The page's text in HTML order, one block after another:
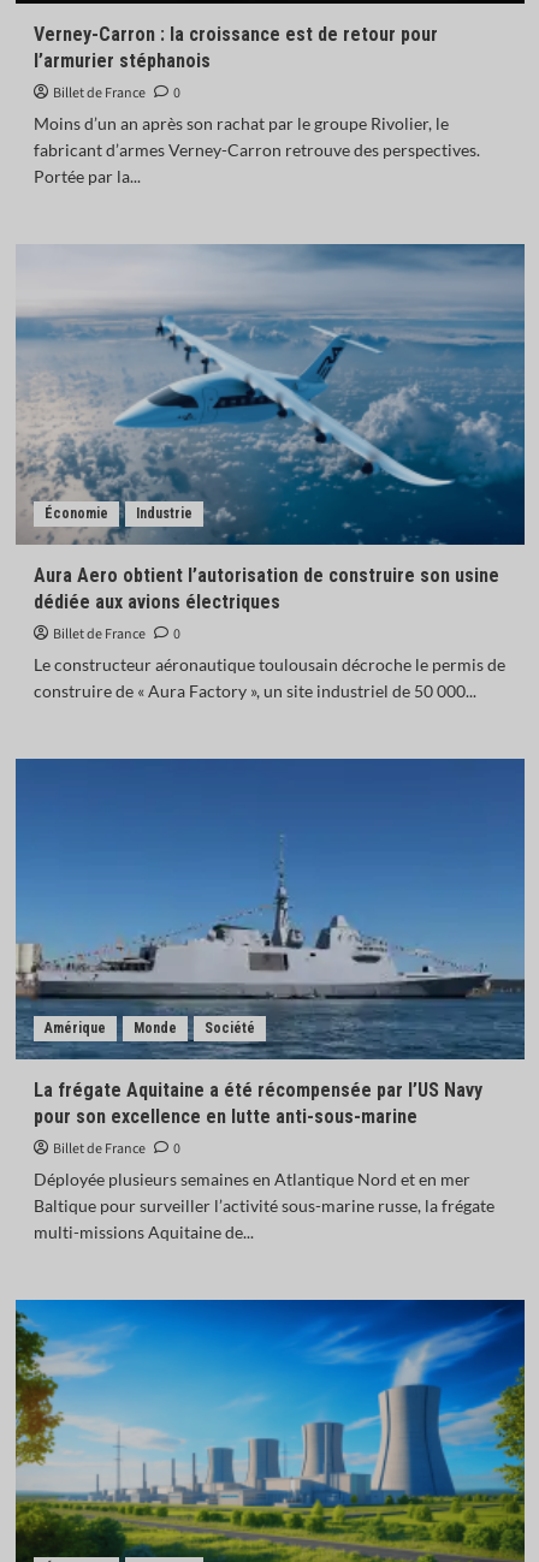
Verney-Carron : la croissance est de retour pour
l’armurier stéphanois
Billet de France
0
Moins d’un an après son rachat par le groupe Rivolier, le
fabricant d’armes Verney-Carron retrouve des perspectives.
Portée par la...
Économie Industrie
Aura Aero obtient l’autorisation de construire son usine
dédiée aux avions électriques
Billet de France
0
Le constructeur aéronautique toulousain décroche le permis de
construire de « Aura Factory », un site industriel de 50 000...
Amérique Monde Société
La frégate Aquitaine a été récompensée par l’US Navy
pour son excellence en lutte anti-sous-marine
Billet de France
0
Déployée plusieurs semaines en Atlantique Nord et en mer
Baltique pour surveiller l’activité sous-marine russe, la frégate
multi-missions Aquitaine de...